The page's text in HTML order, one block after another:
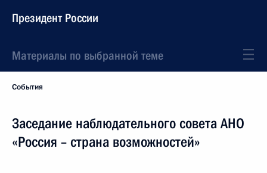
Президент России
Материалы по выбранной теме
События
Заседание наблюдательного совета АНО
«Россия – страна возможностей»